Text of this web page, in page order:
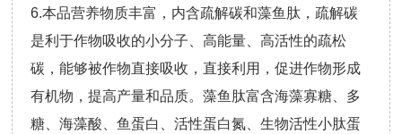
6.本品营养物质丰富，内含疏解碳和藻鱼肽，疏解碳
是利于作物吸收的小分子、高能量、高活性的疏松
碳，能够被作物直接吸收，直接利用，促进作物形成
有机物，提高产量和品质。藻鱼肽富含海藻寡糖、多
糖、海藻酸、鱼蛋白、活性蛋白氮、生物活性小肽蛋